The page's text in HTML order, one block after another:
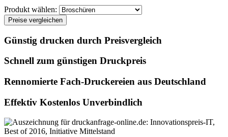
Produkt wählen:
Preise vergleichen
Günstig drucken durch Preisvergleich
Schnell zum günstigen Druckpreis
Rennomierte Fach-Druckereien aus Deutschland
Effektiv Kostenlos Unverbindlich